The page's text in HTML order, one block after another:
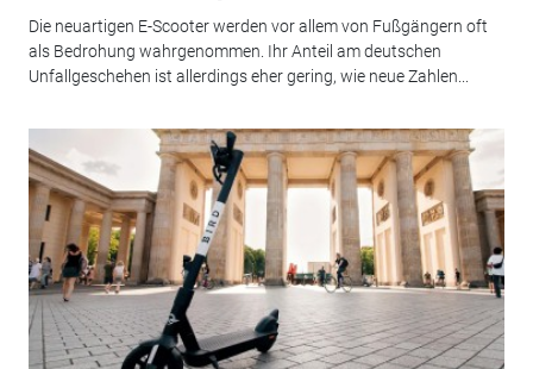
Die neuartigen E-Scooter werden vor allem von Fußgängern oft
als Bedrohung wahrgenommen. Ihr Anteil am deutschen
Unfallgeschehen ist allerdings eher gering, wie neue Zahlen...